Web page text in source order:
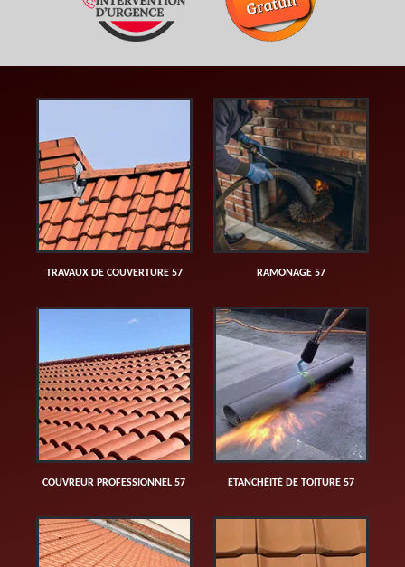
TRAVAUX DE COUVERTURE 57 RAMONAGE 57
COUVREUR PROFESSIONNEL 57 ETANCHÉITÉ DE TOITURE 57